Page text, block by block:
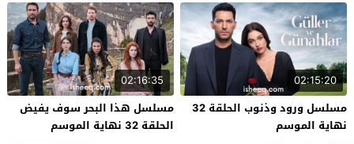
02:15:20
مسلسل ورود وذنوب الحلقة 32
نهاية الموسم
02:16:35
مسلسل هذا البحر سوف يفيض
الحلقة 32 نهاية الموسم